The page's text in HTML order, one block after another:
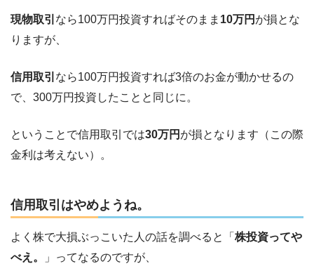
現物取引 なら100万円投資すればそのまま 10万円 が損とな
りますが、
信用取引 なら100万円投資すれば3倍のお金が動かせるの
で、300万円投資したことと同じに。
ということで信用取引では30万円 が損となります（この際
金利は考えない）。
信用取引はやめようね。
よく株で大損ぶっこいた人の話を調べると「 株投資ってや
べえ。
」ってなるのですが、